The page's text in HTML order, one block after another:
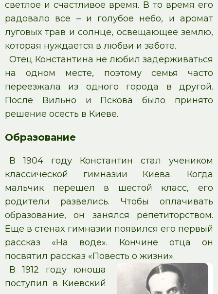
светлое и счастливое время. В то время его
радовало все – и голубое небо, и аромат
луговых трав и солнце, освещающее землю,
которая нуждается в любви и заботе.
Отец Константина не любил задерживаться
на одном месте, поэтому семья часто
переезжала из одного города в другой.
После Вильно и Пскова было принято
решение осесть в Киеве.
Образование
В 1904 году Константин стал учеником
классической гимназии Киева. Когда
мальчик перешел в шестой класс, его
родители развелись. Чтобы оплачивать
образование, он занялся репетиторством.
Еще в стенах гимназии появился его первый
рассказ «На воде». Кончине отца он
посвятил рассказ «Повесть о жизни».
В 1912 году юноша
поступил в Киевский